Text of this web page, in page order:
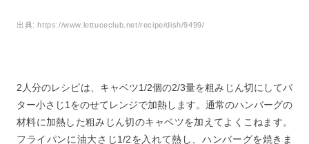
出典:https://www.lettuceclub.net/recipe/dish/9499/
2人分のレシピは、キャベツ1/2個の2/3量を粗みじん切にしてバ
ター小さじ1をのせてレンジで加熱します。通常のハンバーグの
材料に加熱した粗みじん切のキャベツを加えてよくこねます。
フライパンに油大さじ1/2を入れて熱し、ハンバーグを焼きま